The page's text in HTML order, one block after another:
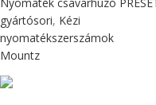
gyártósori, Kézi
nyomatékszerszámok
Mountz